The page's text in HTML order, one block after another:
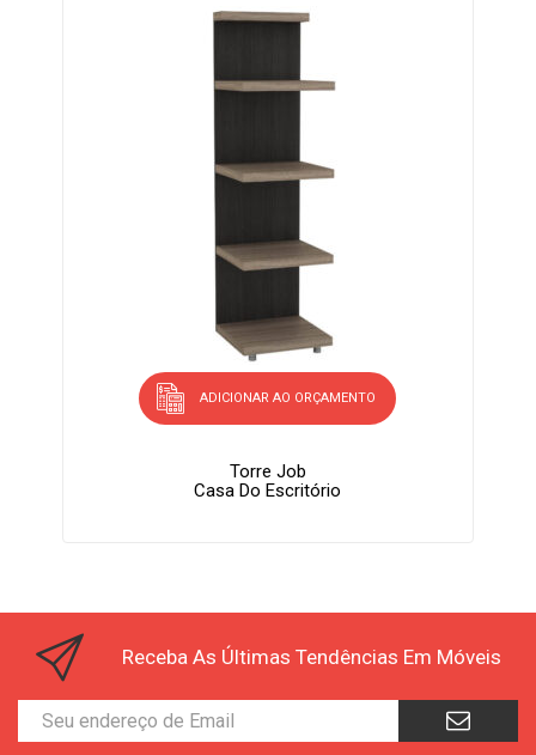
ADICIONAR AO ORÇAMENTO
Torre Job
Casa Do Escritório
Receba As Últimas Tendências Em Móveis